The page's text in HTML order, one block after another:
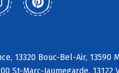
13320 Bouc-Bel-Air, 13590
St-Marc-Jaumegarde,